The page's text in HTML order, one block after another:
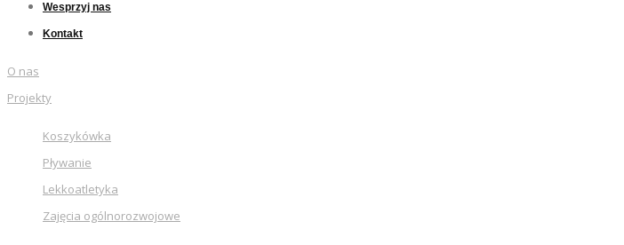
Wesprzyj nas
Kontakt
O nas
Projekty
Koszykówka
Pływanie
Lekkoatletyka
Zajęcia ogólnorozwojowe